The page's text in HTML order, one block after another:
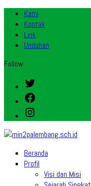
Kami
Kontak
Link
Unduhan
Follow:
Twitter
Facebook
Instagram
Beranda
Profil
Visi dan Misi